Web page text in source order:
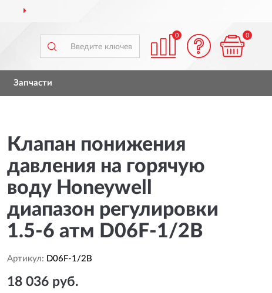
0 0
Запчасти
Клапан понижения
давления на горячую
воду Honeywell
диапазон регулировки
1.5-6 атм D06F-1/2B
Артикул: D06F-1/2B
18 036 руб.